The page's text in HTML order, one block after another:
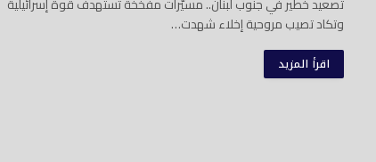
وتكاد تصيب مروحية إخلاء شهدت…
اقرأ المزيد